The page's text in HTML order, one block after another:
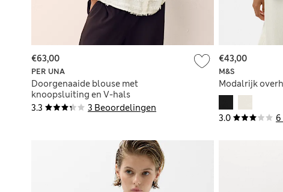
3.3 3 Beoordelingen
PER UNA
Doorgenaaide blouse met
knoopsluiting en V-hals
€63,00
3.0
M&S
Modalrijk
€43,00